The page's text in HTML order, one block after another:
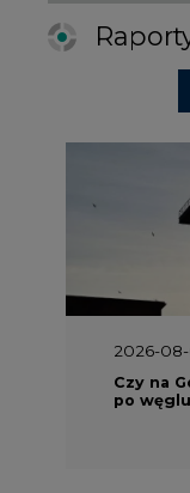
2026-08-
Czy na
po